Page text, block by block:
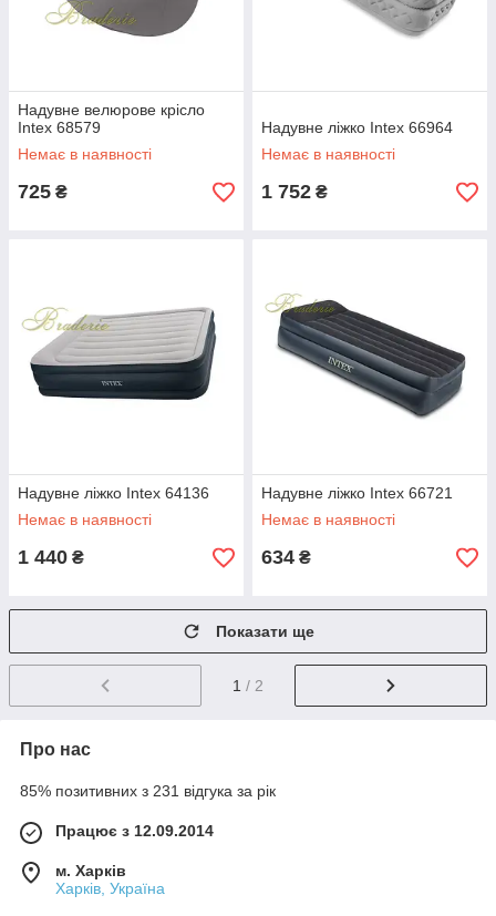
Надувне велюрове крісло
Intex 68579
Немає в наявності
725 ₴
Надувне ліжко Intex 66964
Немає в наявності
1 752 ₴
Надувне ліжко Intex 64136
Немає в наявності
1 440 ₴
Надувне ліжко Intex 66721
Немає в наявності
634 ₴
Показати ще
1 / 2
Про нас
85% позитивних з 231 відгука за рік
Працює з 12.09.2014
м. Харків
Харків, Україна